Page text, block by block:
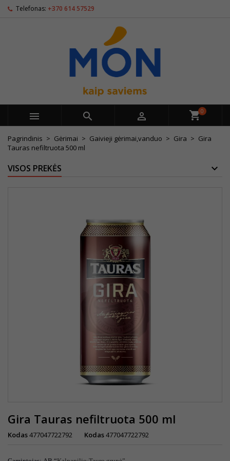
Telefonas: +370 614 57529
   0
Pagrindinis Gėrimai Gaivieji gėrimai,vanduo Gira
Gira
Tauras nefiltruota 500 ml
VISOS PREKĖS
Gira Tauras nefiltruota 500 ml
Kodas477047722792 Kodas477047722792